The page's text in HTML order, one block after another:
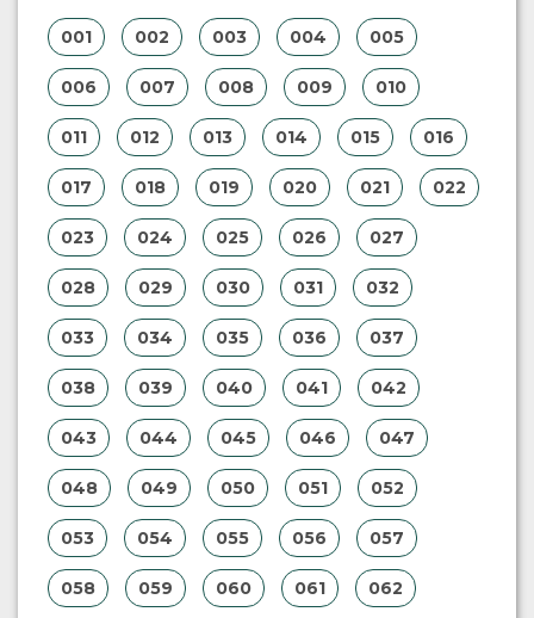
001 002 003 004 005
006 007 008 009 010
011 012 013 014 015 016
017 018 019 020 021 022
023 024 025 026 027
028 029 030 031 032
033 034 035 036 037
038 039 040 041 042
043 044 045 046 047
048 049 050 051 052
053 054 055 056 057
058 059 060 061 062